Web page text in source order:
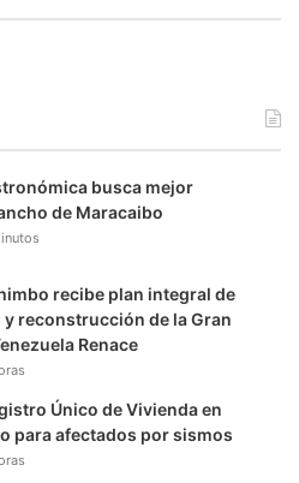
busca mejor
de Maracaibo
recibe plan integral de
reconstrucción de la Gran
Renace
Único de Vivienda en
para afectados por sismos